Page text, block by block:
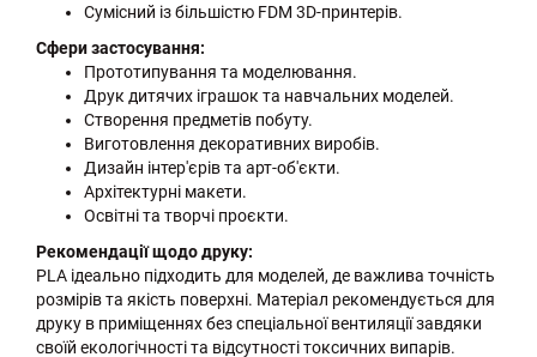
Сумісний із більшістю FDM 3D-принтерів.
Сфери застосування:
Прототипування та моделювання.
Друк дитячих іграшок та навчальних моделей.
Створення предметів побуту.
Виготовлення декоративних виробів.
Дизайн інтер'єрів та арт-об'єкти.
Архітектурні макети.
Освітні та творчі проєкти.
Рекомендації щодо друку:
PLA ідеально підходить для моделей, де важлива точність
розмірів та якість поверхні. Матеріал рекомендується для
друку в приміщеннях без спеціальної вентиляції завдяки
своїй екологічності та відсутності токсичних випарів.